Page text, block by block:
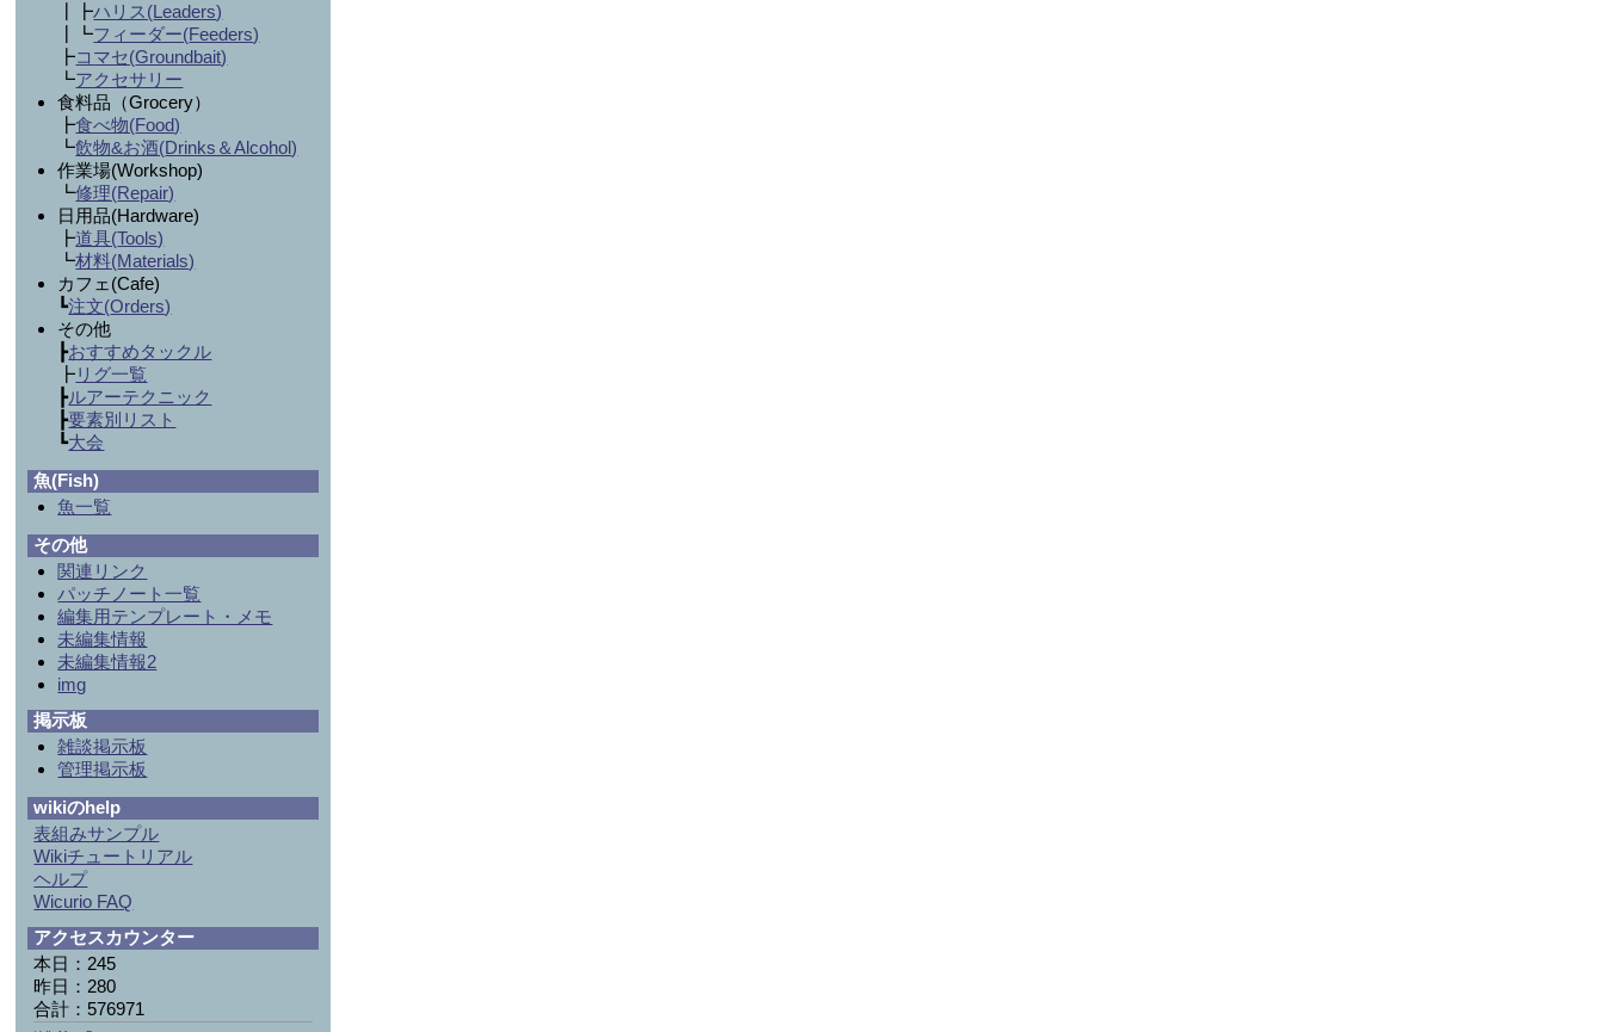
┃┣ハリス(Leaders)
┃┗フィーダー(Feeders)
┣コマセ(Groundbait)
┗アクセサリー
食料品（Grocery）
┣食べ物(Food)
┗飲物&お酒(Drinks＆Alcohol)
作業場(Workshop)
┗修理(Repair)
日用品(Hardware)
┣道具(Tools)
┗材料(Materials)
カフェ(Cafe)
┗注文(Orders)
その他
┣おすすめタックル
┣リグ一覧
┣ルアーテクニック
┣要素別リスト
┗大会
魚(Fish)
魚一覧
その他
関連リンク
パッチノート一覧
編集用テンプレート・メモ
未編集情報
未編集情報2
img
掲示板
雑談掲示板
管理掲示板
wikiのhelp
表組みサンプル
Wikiチュートリアル
ヘルプ
Wicurio FAQ
アクセスカウンター
本日：245
昨日：280
合計：576971